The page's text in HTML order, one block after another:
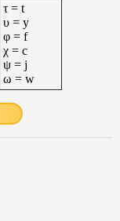
τ = t
υ = y
φ = f
χ = c
ψ = j
ω = w